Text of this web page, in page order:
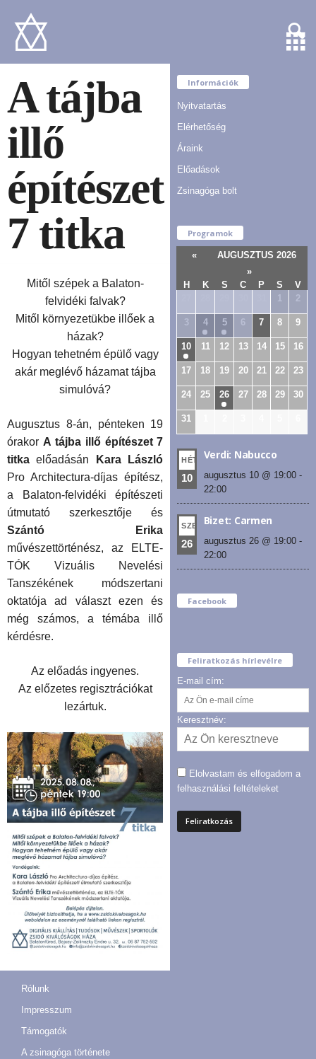
A tájba
illő
építészet
7 titka
Mitől szépek a Balaton-
felvidéki falvak?
Mitől környezetükbe illőek a
házak?
Hogyan tehetném épülő vagy
akár meglévő házamat tájba
simulóvá?
Augusztus 8-án, pénteken 19
órakor A tájba illő építészet 7
titka előadásán
Kara László
Pro Architectura-díjas építész,
a Balaton-felvidéki építészeti
útmutató szerkesztője és
Szántó Erika
művészettörténész, az ELTE-
TÓK Vizuális Nevelési
Tanszékének módszertani
oktatója ad választ ezen és
még számos, a témába illő
kérdésre.
Az előadás ingyenes.
Az előzetes regisztrációkat
lezártuk.
Információk
Nyitvatartás
Elérhetőség
Áraink
Előadások
Zsinagóga bolt
Programok
«
AUGUSZTUS 2026
»
H
K S C P S
V
2
3 4 5 6 7 8 9
10 11 12 13 14 15 16
17 18 19 20 21 22 23
24 25 26 27 28 29 30
31
HÉT
10
Verdi: Nabucco
augusztus 10 @ 19:00-
22:00
SZE
26
Bizet: Carmen
augusztus 26 @ 19:00-
22:00
Facebook
Feliratkozás hírlevélre
E-mail cím:
Keresztnév:
Elolvastam és elfogadom a
felhasználási feltételeket
Rólunk
Impresszum
Támogatók
A zsinagóga története